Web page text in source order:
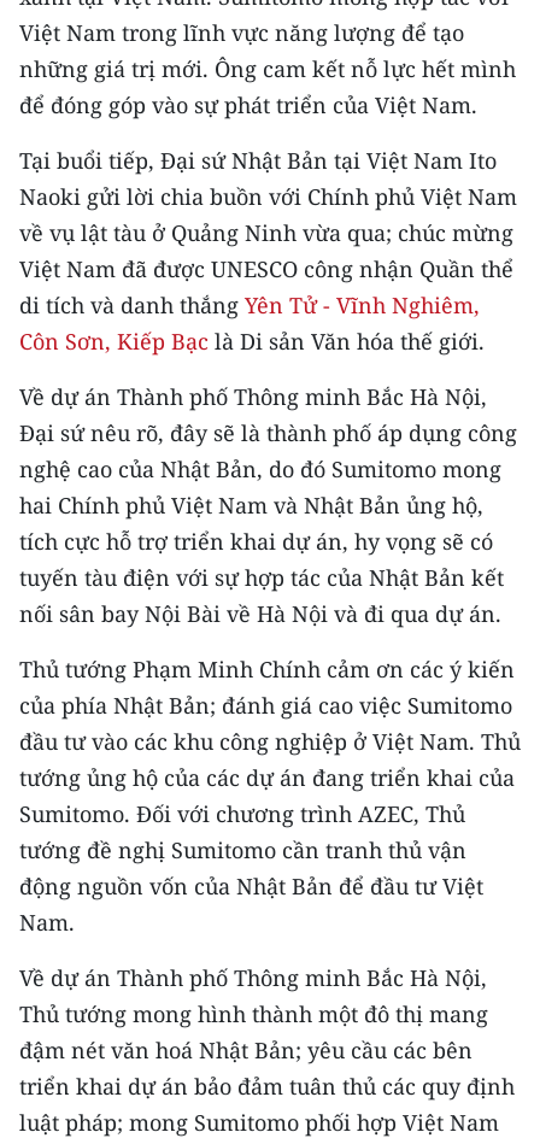
ENGLISH
中文
РУССКИЙ
ESPAÑOL
한국어
Việt Nam trong lĩnh vực năng lượng để tạo
những giá trị mới. Ông cam kết nỗ lực hết mình
để đóng góp vào sự phát triển của Việt Nam.
Tại buổi tiếp, Đại sứ Nhật Bản tại Việt Nam Ito
Naoki gửi lời chia buồn với Chính phủ Việt Nam
về vụ lật tàu ở Quảng Ninh vừa qua; chúc mừng
Việt Nam đã được UNESCO công nhận Quần thể
di tích và danh thắng Yên Tử - Vĩnh Nghiêm,
Côn Sơn, Kiếp Bạc là Di sản Văn hóa thế giới.
Về dự án Thành phố Thông minh Bắc Hà Nội,
Đại sứ nêu rõ, đây sẽ là thành phố áp dụng công
nghệ cao của Nhật Bản, do đó Sumitomo mong
hai Chính phủ Việt Nam và Nhật Bản ủng hộ,
tích cực hỗ trợ triển khai dự án, hy vọng sẽ có
tuyến tàu điện với sự hợp tác của Nhật Bản kết
nối sân bay Nội Bài về Hà Nội và đi qua dự án.
Thủ tướng Phạm Minh Chính cảm ơn các ý kiến
của phía Nhật Bản; đánh giá cao việc Sumitomo
đầu tư vào các khu công nghiệp ở Việt Nam. Thủ
tướng ủng hộ của các dự án đang triển khai của
Sumitomo. Đối với chương trình AZEC, Thủ
tướng đề nghị Sumitomo cần tranh thủ vận
động nguồn vốn của Nhật Bản để đầu tư Việt
Nam.
Về dự án Thành phố Thông minh Bắc Hà Nội,
Thủ tướng mong hình thành một đô thị mang
đậm nét văn hoá Nhật Bản; yêu cầu các bên
triển khai dự án bảo đảm tuân thủ các quy định
luật pháp; mong Sumitomo phối hợp Việt Nam